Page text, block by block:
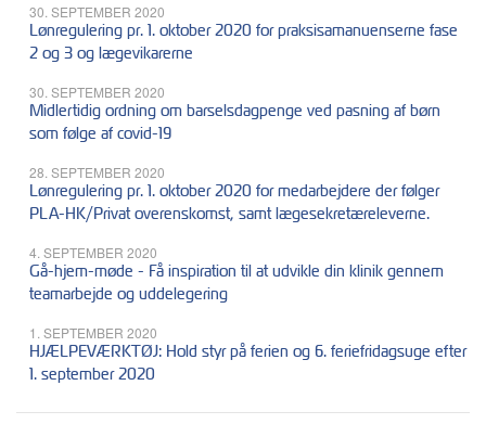
30. SEPTEMBER 2020
Lønregulering pr. 1. oktober 2020 for praksisamanuenserne fase
2 og 3 og lægevikarerne
30. SEPTEMBER 2020
Midlertidig ordning om barselsdagpenge ved pasning af børn
som følge af covid-19
28. SEPTEMBER 2020
Lønregulering pr. 1. oktober 2020 for medarbejdere der følger
PLA-HK/Privat overenskomst, samt lægesekretæreleverne.
4. SEPTEMBER 2020
Gå-hjem-møde - Få inspiration til at udvikle din klinik gennem
teamarbejde og uddelegering
1. SEPTEMBER 2020
HJÆLPEVÆRKTØJ: Hold styr på ferien og 6. feriefridagsuge efter
1. september 2020